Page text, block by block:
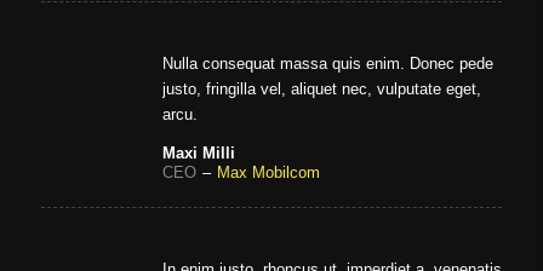
Nulla consequat massa quis enim. Donec pede
justo, fringilla vel, aliquet nec, vulputate eget,
arcu.
Maxi Milli
CEO – Max Mobilcom